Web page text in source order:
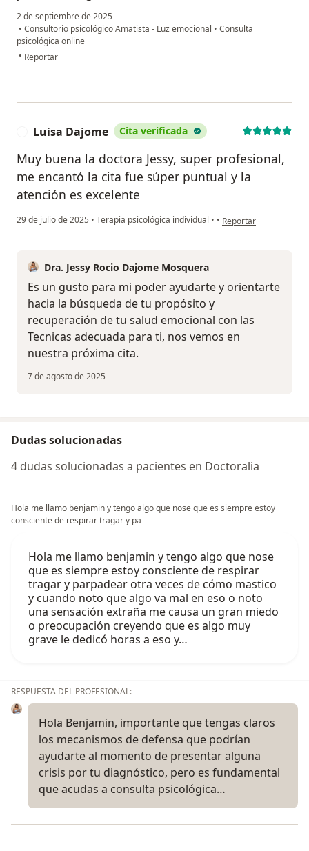
2 de septiembre de 2025
• Consultorio psicológico Amatista - Luz emocional • Consulta
psicológica online
• en opinión del usuario Natalia Gaviria
Reportar
Luisa Dajome Cita verificada
Muy buena la doctora Jessy, super profesional,
me encantó la cita fue súper puntual y la
atención es excelente
29 de julio de 2025 • Terapia psicológica individual • • en opinión del
Reportar
Dra. Jessy Rocio Dajome Mosquera
Es un gusto para mi poder ayudarte y orientarte
hacia la búsqueda de tu propósito y
recuperación de tu salud emocional con las
Tecnicas adecuada para ti, nos vemos en
nuestra próxima cita.
7 de agosto de 2025
Dudas solucionadas
4 dudas solucionadas a pacientes en Doctoralia
Hola me llamo benjamin y tengo algo que nose que es siempre estoy
consciente de respirar tragar y pa
Hola me llamo benjamin y tengo algo que nose
que es siempre estoy consciente de respirar
tragar y parpadear otra veces de cómo mastico
y cuando noto que algo va mal en eso o noto
una sensación extraña me causa un gran miedo
o preocupación creyendo que es algo muy
grave le dedicó horas a eso y…
RESPUESTA DEL PROFESIONAL:
Hola Benjamin, importante que tengas claros
los mecanismos de defensa que podrían
ayudarte al momento de presentar alguna
crisis por tu diagnóstico, pero es fundamental
que acudas a consulta psicológica…